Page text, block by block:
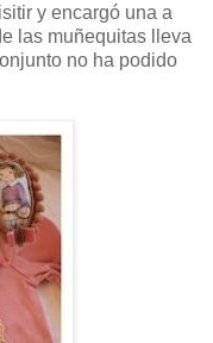
y encargó una a
las muñequitas lleva
no ha podido